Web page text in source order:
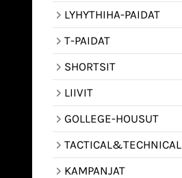
LYHYTHIHA-PAIDAT
T-PAIDAT
SHORTSIT
LIIVIT
GOLLEGE-HOUSUT
TACTICAL&TECHNICAL
KAMPANJAT